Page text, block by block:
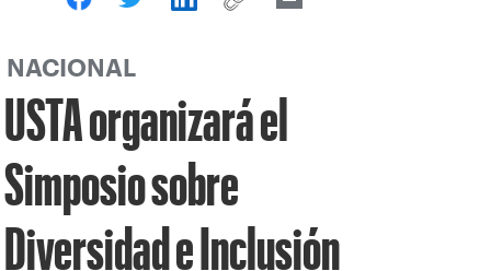
NACIONAL
USTA organizará el
Simposio sobre
Diversidad e Inclusión